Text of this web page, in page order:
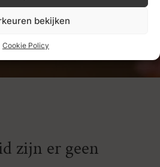
bekijken
Cookie Policy
Keller
zijn er geen